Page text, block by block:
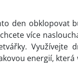
den obklopovat
více
Využívejte
energií,